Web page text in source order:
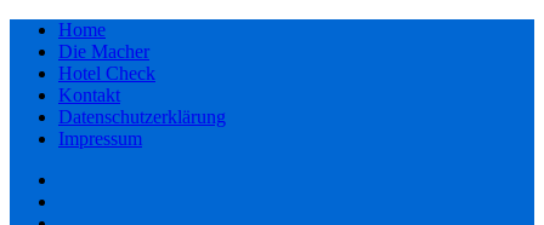
Home
Die Macher
Hotel Check
Kontakt
Datenschutzerklärung
Impressum